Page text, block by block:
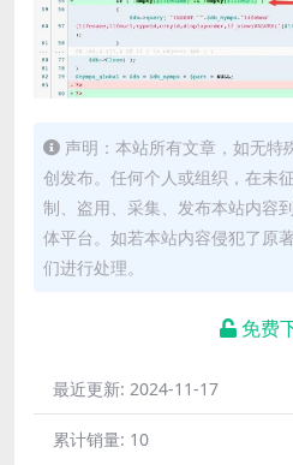
声明：本站所有文章，如无特
创发布。任何个人或组织，在未
制、盗用、采集、发布本站内容
体平台。如若本站内容侵犯了原
们进行处理。
免费
最近更新: 2024-11-17
累计销量: 10